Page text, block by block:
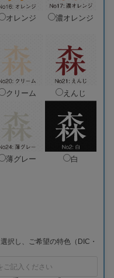
オレンジ 濃オレンジ
クリーム えんじ
薄グレー 白
択し、ご希望の特色（DIC・